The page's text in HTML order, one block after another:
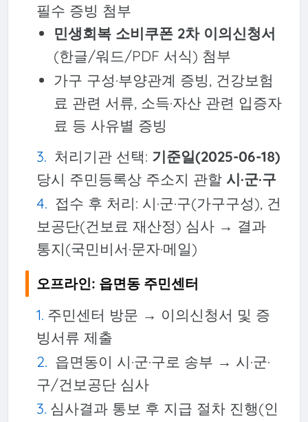
필수 증빙 첨부
민생회복 소비쿠폰 2차 이의신청서
(한글/워드/PDF 서식) 첨부
가구 구성·부양관계 증빙, 건강보험
료 관련 서류, 소득·자산 관련 입증자
료 등 사유별 증빙
처리기관 선택: 기준일(2025-06-18)
당시 주민등록상 주소지 관할 시·군·구
접수 후 처리: 시·군·구(가구구성), 건
보공단(건보료 재산정) 심사 → 결과
통지(국민비서·문자·메일)
오프라인: 읍면동 주민센터
주민센터 방문 → 이의신청서 및 증
빙서류 제출
읍면동이 시·군·구로 송부 → 시·군·
구/건보공단 심사
심사결과 통보 후 지급 절차 진행(인